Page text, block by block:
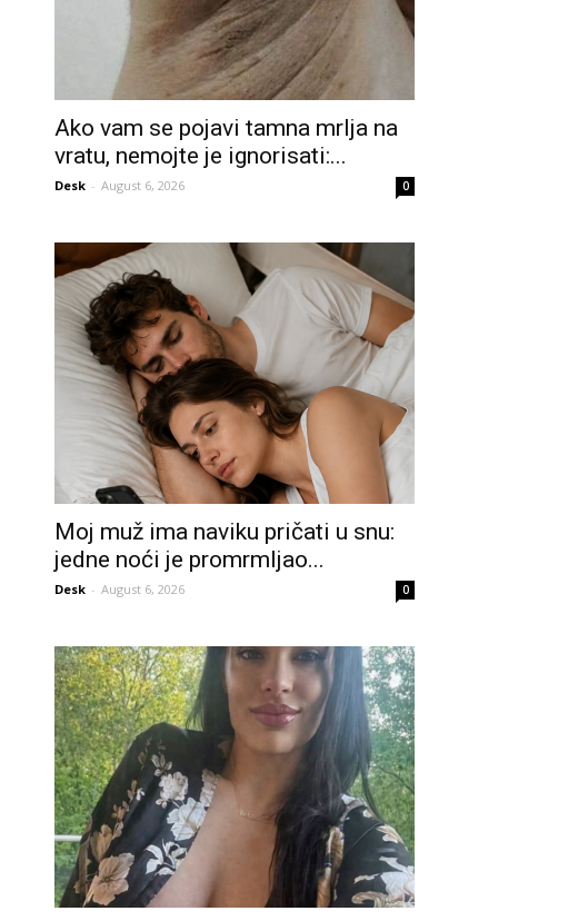
Ako vam se pojavi tamna mrlja na
vratu, nemojte je ignorisati:...
Desk - August 6, 2026 0
Moj muž ima naviku pričati u snu:
jedne noći je promrmljao...
Desk - August 6, 2026 0